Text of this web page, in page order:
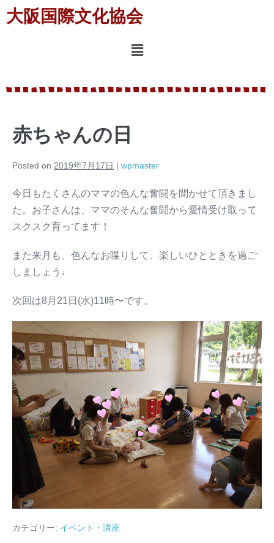
大阪国際文化協会
赤ちゃんの日
Posted on 2019年7月17日 | wpmaster
今日もたくさんのママの色んな奮闘を聞かせて頂きまし
た。お子さんは、ママのそんな奮闘から愛情受け取って
スクスク育ってます！
また来月も、色んなお喋りして、楽しいひとときを過ご
しましょう♩
次回は8月21日(水)11時〜です。
カテゴリー: イベント・講座